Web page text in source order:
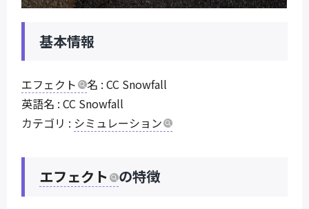
基本情報
エフェクト
名 : CC Snowfall
英語名 : CC Snowfall
カテゴリ : シミュレーション
エフェクト の特徴